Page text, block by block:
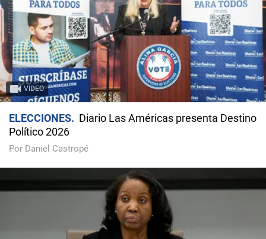
VIDEO
ELECCIONES
Diario Las Américas presenta Destino
Político 2026
Por Daniel Castropé